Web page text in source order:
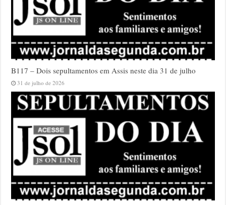
B117 – Dois sepultamentos em Assis neste dia 31 de julho
31 de julho de 2026